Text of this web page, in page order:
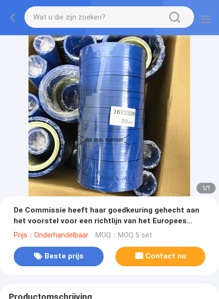
1/1
De Commissie heeft haar goedkeuring gehecht aan
het voorstel voor een richtlijn van het Europees
Parlement en de Raad betreffende de bescherming
Prijs：Onderhandelbaar MOQ：MOQ 5 set
Beste prijs Contact nu
Productomschrijving